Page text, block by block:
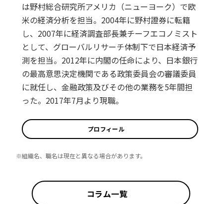
は野村総合研究所アメリカ（ニューヨーク）で欧
米の経済分析を担当。2004年に野村證券に転籍
し、2007年に経済調査部長兼チーフエコノミスト
として、グローバルリサーチ体制下で日本経済予
測を担当。2012年に内閣の任命により、日本銀行
の最高意思決定機関である政策委員会の審議委員
に就任し、金融政策及びその他の業務を5年間担
った。2017年7月より現職。
プロフィール
※組織名、職名は現在と異なる場合があります。
コラム一覧